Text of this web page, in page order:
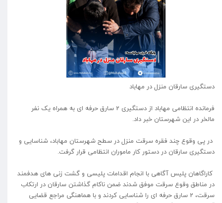
دستگیری سارقان منزل در مهاباد
فرمانده انتظامی مهاباد از دستگیری 2 سارق حرفه ای به همراه یک نفر
مالخر در این شهرستان خبر داد.
در پی وقوع چند فقره سرقت منزل در سطح شهرستان مهاباد، شناسایی و
دستگیری سارقان در دستور کار ماموران انتظامی قرار گرفت.
کاراگاهان پلیس آگاهی با انجام اقدامات پلیسی و گشت زنی های هدفمند
در مناطق وقوع سرقت موفق شدند ضمن ناکام گذاشتن سارقان در ارتکاب
سرقت، 2 سارق حرفه ای را شناسایی کردند و با هماهنگی مراجع قضایی